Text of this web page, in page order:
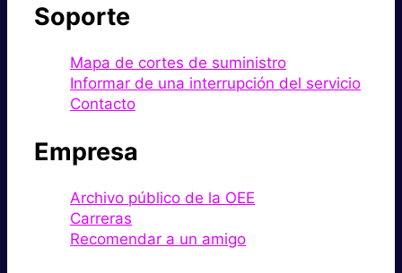
Soporte
Mapa de cortes de suministro
Informar de una interrupción del servicio
Contacto
Empresa
Archivo público de la OEE
Carreras
Recomendar a un amigo